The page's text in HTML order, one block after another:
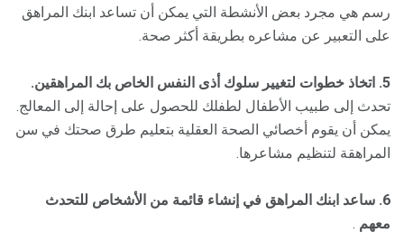
رسم هي مجرد بعض الأنشطة التي يمكن أن تساعد ابنك المراهق
على التعبير عن مشاعره بطريقة أكثر صحة.
5. اتخاذ خطوات لتغيير سلوك أذى النفس الخاص بك المراهقين.
تحدث إلى طبيب الأطفال لطفلك للحصول على إحالة إلى المعالج.
يمكن أن يقوم أخصائي الصحة العقلية بتعليم طرق صحتك في سن
المراهقة لتنظيم مشاعرها.
6. ساعد ابنك المراهق في إنشاء قائمة من الأشخاص للتحدث
معهم .